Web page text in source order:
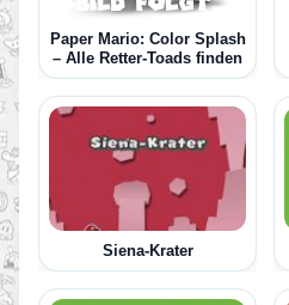
Paper Mario: Color Splash
– Alle Retter-Toads finden
Siena-Krater